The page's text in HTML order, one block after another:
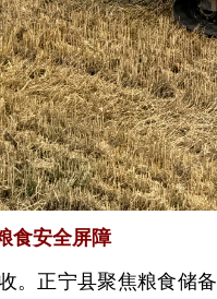
食安全屏障
正宁县聚焦粮食储备